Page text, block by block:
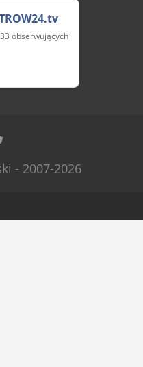
obserwujących
- 2007-2026